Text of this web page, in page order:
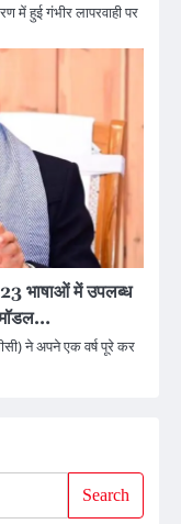
में हुई गंभीर लापरवाही पर
भाषाओं में उपलब्ध
मॉडल…
ने अपने एक वर्ष पूरे कर
Search